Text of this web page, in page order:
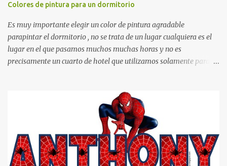
Colores de pintura para un dormitorio
Es muy importante elegir un color de pintura agradable
parapintar el dormitorio , no se trata de un lugar cualquiera es el
lugar en el que pasamos muchos muchas horas y no es
precisamente un cuarto de hotel que utilizamos solamente para
cómodo y también para nuestra vista. Te mostramos algunas
sugerencias que pueden brindar la elegancia y estilo que buscas
para tu dormitorio. El color naranja es una buena opción para
recibir esa luz y felicidad que todo ser humano necesita. El color
blanco es ideal para lograr el relax total, es un color que va con
todo y además es color bastante limpio que te dará esa sensación